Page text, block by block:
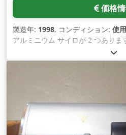
価格
製造年: 1998, コンディション: 使
アルミニウム サイロが 2 つあり
径：約1960mm、高さ：約
（高脱脂）/乳糖/ホエ ー/脱脂乳、
送能力：1500kg～2000kg/h、材
み。振動 排出床、セパレーター、
能です。現地調査も可能です 。